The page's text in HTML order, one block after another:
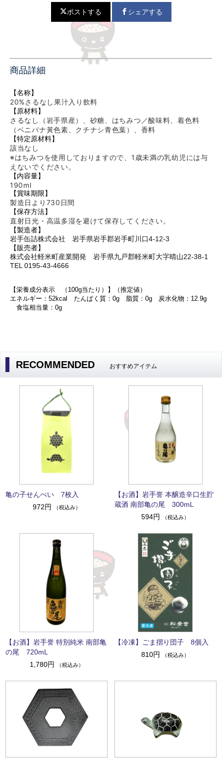
ポストする シェアする
商品詳細
【名称】
20%さるなし果汁入り飲料
【原材料】
さるなし（岩手県産）、砂糖、はちみつ／酸味料、着色料
（ベニバナ黃色素、クチナシ青色葉）、香料
【特定原材料】
該当なし
※はちみつを使用しておりますので、1歳未満の乳幼児には与
えないでください。
【内容量】
190ml
【賞味期限】
製造日より730 日間
【保存方法】
直射日光・高温多湿を避けて保存してください。
【製造者】
岩手缶詰株式会社 岩手県岩手郡岩手町川口4-12-3
【販売者】
株式会社軽米町産業開発 岩手県九戸郡軽米町大字晴山22-38-1
TEL 0195-43-4666
【栄養成分表示 （100g当たり）】（推定値）
エネルギー：52kcal たんぱく質：0g 脂質：0g 炭水化物：12.9g
食塩相当量：0g
RECOMMENDED おすすめアイテム
亀の子せんべい 7枚入
972円
（税込み）
【お酒】岩手誉 本醸造辛口生貯
蔵酒 南部亀の尾 300mL
594円
（税込み）
【お酒】岩手誉 特別純米 南部亀
の尾 720mL
1,780円
（税込み）
【冷凍】ごま摺り団子 8個入
810円
（税込み）